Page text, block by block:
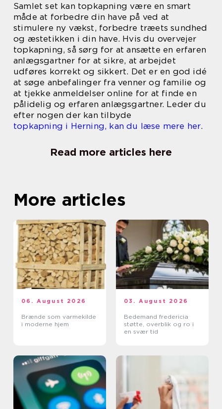
Samlet set kan topkapning være en smart
måde at forbedre din have på ved at
stimulere ny vækst, forbedre træets sundhed
og æstetikken i din have. Hvis du overvejer
topkapning, så sørg for at ansætte en erfaren
anlægsgartner for at sikre, at arbejdet
udføres korrekt og sikkert. Det er en god idé
at søge anbefalinger fra venner og familie og
at tjekke anmeldelser online for at finde en
pålidelig og erfaren anlægsgartner. Leder du
efter nogen der kan tilbyde
topkapning i Herning, kan du læse mere her.
Read more articles here
More articles
06. August 2026
Brænde som varmekilde
i moderne hjem
03. August 2026
Bedemand fredericia
støtte, overblik og ro i
en svær tid